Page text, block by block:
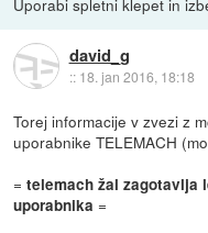
Uporabi spletni klepet in
david_g
:: 18. jan 2016, 18:18
Torej informacije v zvezi z
uporabnike TELEMACH
=telemach žal zagotavlja
uporabnika =